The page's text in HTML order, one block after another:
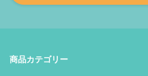
商品カテゴリー